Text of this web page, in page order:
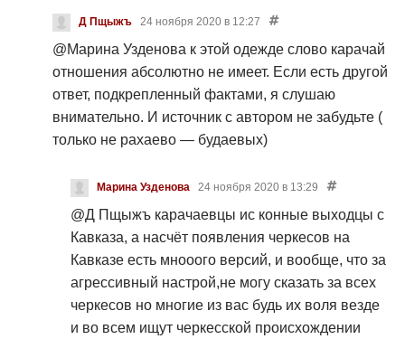
Д Пщыжъ 24 ноября 2020 в 12:27
@Марина Узденова к этой одежде слово карачай
отношения абсолютно не имеет. Если есть другой
ответ, подкрепленный фактами, я слушаю
внимательно. И источник с автором не забудьте (
только не рахаево — будаевых)
Марина Узденова 24 ноября 2020 в 13:29
@Д Пщыжъкарачаевцы ис конные выходцы с
Кавказа, а насчёт появления черкесов на
Кавказе есть мнооого версий, и вообще, что за
агрессивный настрой,не могу сказать за всех
черкесов но многие из вас будь их воля везде
и во всем ищут черкесской происхождении